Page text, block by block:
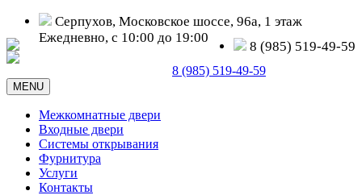
Серпухов, Московское шоссе, 96а, 1 этаж
Ежедневно, с 10:00 до 19:00
8 (985) 519-49-59
8 (985) 519-49-59
MENU
Межкомнатные двери
Входные двери
Системы открывания
Фурнитура
Услуги
Контакты